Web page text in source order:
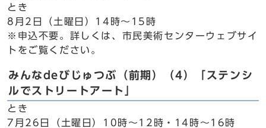
とき
8月2日（土曜日）14時～15時
※申込不要。詳しくは、市民美術センターウェブサイ
トをご覧ください。
みんなdeびじゅつぶ（前期）（4）「ステンシ
ルでストリートアート」
とき
7月26日（土曜日）10時～12時・14時～16時